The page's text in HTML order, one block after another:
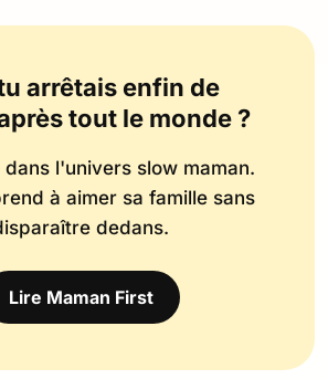
arrêtais enfin de
tout le monde ?
dans l'univers slow maman.
à aimer sa famille sans
dedans.
Lire Maman First